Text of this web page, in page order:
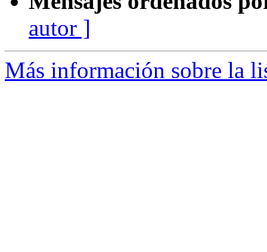
autor ]
Más información sobre la